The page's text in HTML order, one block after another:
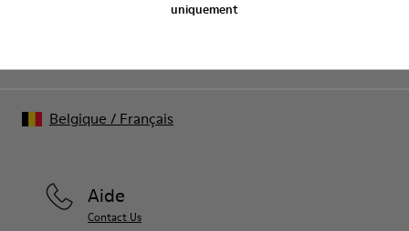
uniquement
Aide
Contact Us
Belgique / Français